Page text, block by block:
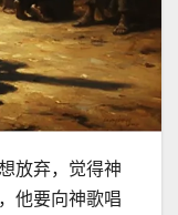
放弃，觉得神
他要向神歌唱